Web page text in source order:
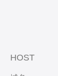
HOST